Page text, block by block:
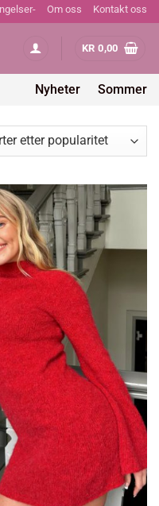
Om oss Kontakt oss
KR 0,00
Nyheter Sommer